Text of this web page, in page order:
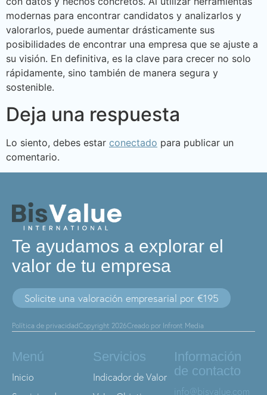
modernas para encontrar candidatos y analizarlos y
valorarlos, puede aumentar drásticamente sus
posibilidades de encontrar una empresa que se ajuste a
su visión. En definitiva, es la clave para crecer no solo
rápidamente, sino también de manera segura y
sostenible.
Deja una respuesta
Lo siento, debes estar conectado para publicar un
comentario.
Te ayudamos a explorar el
valor de tu empresa
Solicite una valoración empresarial por €195
Política de privacidadCopyright 2026Creado por Infront Media
Menú
Inicio
Servicios
Indicador de Valor
Información
de contacto
info@bisvalue.com